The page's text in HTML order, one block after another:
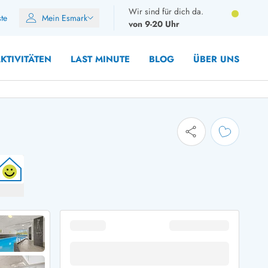
Mein Esmark
Wir sind für dich da.
von 9-20 Uhr
LAST MINUTE BLOG ÜBER UNS